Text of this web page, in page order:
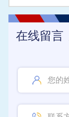
在线留言